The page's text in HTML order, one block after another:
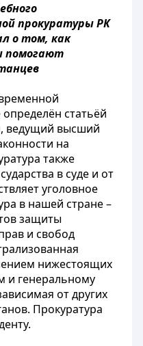
прокуратуры РК
о том, как
помогают
статьёй
ведущий высший
на
также
в суде и от
уголовное
в нашей стране –
защиты
и свобод
нижестоящих
и генеральному
от других
Прокуратура